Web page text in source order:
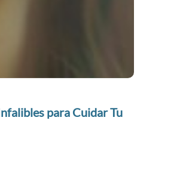
para Cuidar Tu